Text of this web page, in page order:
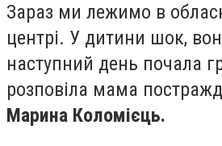
Зараз ми лежимо в
центрі. У дитини шок,
наступний день почала
розповіла мама
Марина Коломієць.